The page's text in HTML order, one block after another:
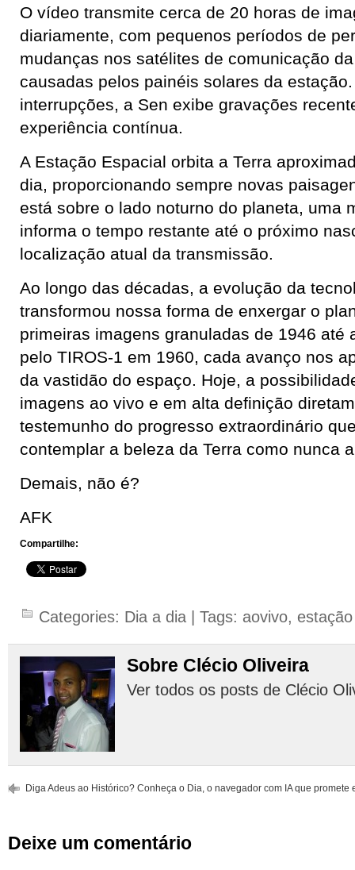
O vídeo transmite cerca de 20 horas de
diariamente, com pequenos períodos de
mudanças nos satélites de comunicação
causadas pelos painéis solares da
interrupções, a Sen exibe gravações
experiência contínua.
A Estação Espacial orbita a Terra
dia, proporcionando sempre novas
está sobre o lado noturno do planeta, uma
informa o tempo restante até o próximo
localização atual da transmissão.
Ao longo das décadas, a evolução da
transformou nossa forma de enxergar o
primeiras imagens granuladas de 1946 até
pelo TIROS-1 em 1960, cada avanço nos
da vastidão do espaço. Hoje, a
imagens ao vivo e em alta definição
testemunho do progresso extraordinário
contemplar a beleza da Terra como nunca
Demais, não é?
AFK
Compartilhe:
Categories: Dia a dia | Tags: aovivo,
Sobre Clécio Oliveira
Ver todos os posts de Clécio
Diga Adeus ao Histórico? Conheça o Dia, o navegador com IA que promete
Deixe um comentário